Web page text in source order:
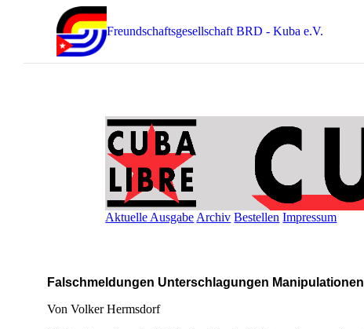
Freundschaftsgesellschaft BRD - Kuba e.V.
Aktuelle Ausgabe Archiv Bestellen Impressum
Falschmeldungen Unterschlagungen Manipulationen
Von Volker Hermsdorf